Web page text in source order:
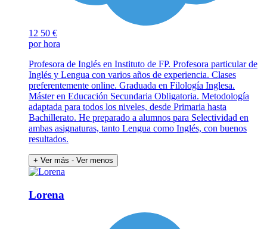
12 50 €
por hora
Profesora de Inglés en Instituto de FP. Profesora particular de
Inglés y Lengua con varios años de experiencia. Clases
preferentemente online. Graduada en Filología Inglesa.
Máster en Educación Secundaria Obligatoria. Metodología
adaptada para todos los niveles, desde Primaria hasta
Bachillerato. He preparado a alumnos para Selectividad en
ambas asignaturas, tanto Lengua como Inglés, con buenos
resultados.
+ Ver más - Ver menos
Lorena